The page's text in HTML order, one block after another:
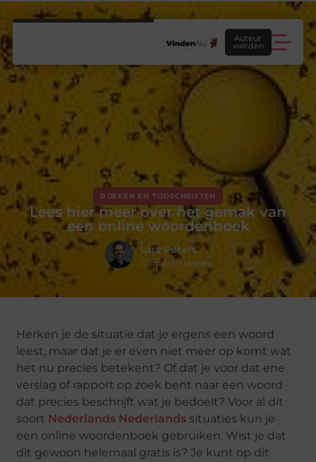
Auteur
worden
BOEKEN EN TIJDSCHRIFTEN
Lees hier meer over het gemak van
een online woordenboek
Lars Peters
Contentstrateeg
Herken je de situatie dat je ergens een woord
leest, maar dat je er even niet meer op komt wat
het nu precies betekent? Of dat je voor dat ene
verslag of rapport op zoek bent naar een woord
dat precies beschrijft wat je bedoelt? Voor al dit
soort Nederlands Nederlands situaties kun je
een online woordenboek gebruiken. Wist je dat
dit gewoon helemaal gratis is? Je kunt op dit